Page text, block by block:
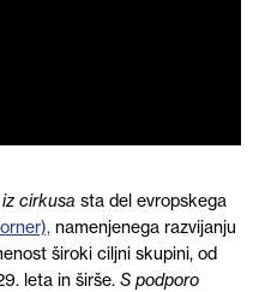
cirkusa sta del evropskega
namenjenega razvijanju
široki ciljni skupini, od
leta in širše. S podporo